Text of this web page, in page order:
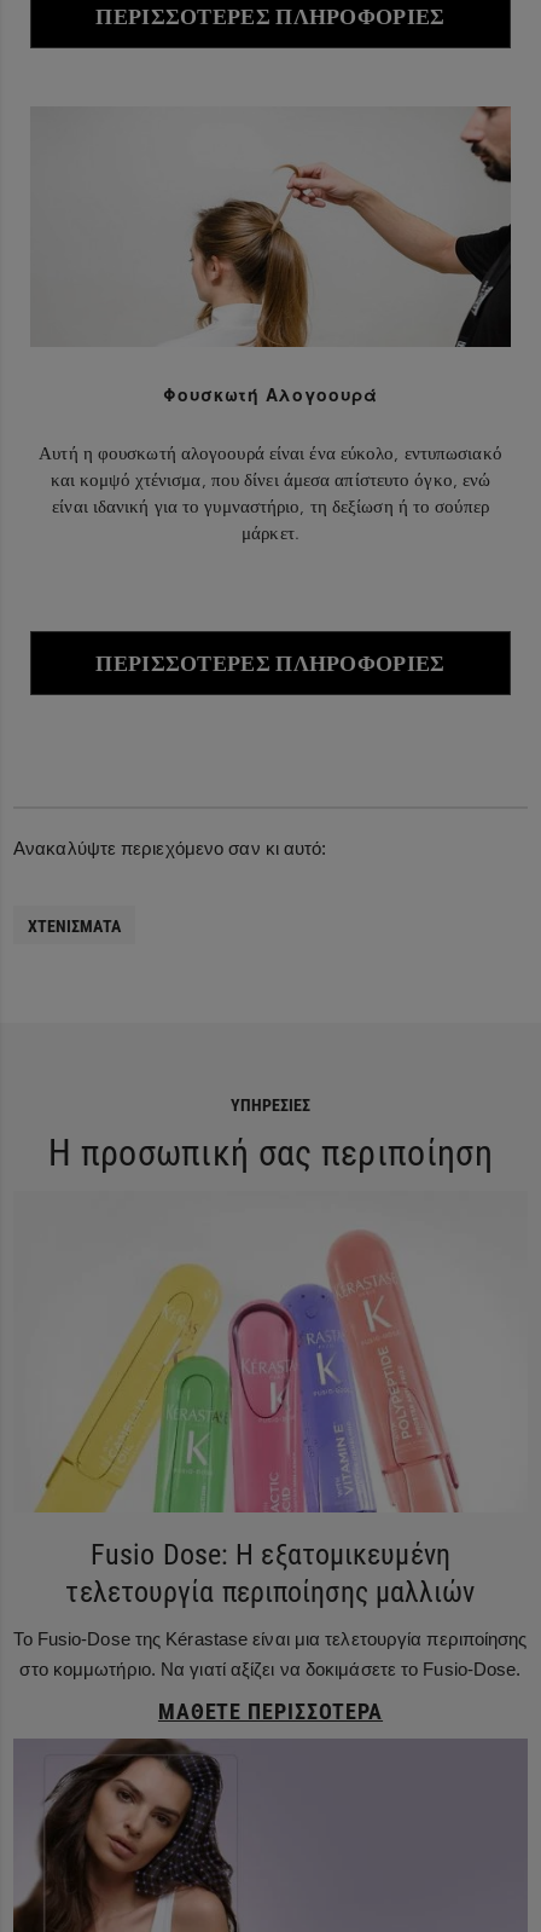
ΠΕΡΙΣΣΌΤΕΡΕΣ ΠΛΗΡΟΦΟΡΊΕΣ
Φουσκωτή Αλογοουρά
Αυτή η φουσκωτή αλογοουρά είναι ένα εύκολο, εντυπωσιακό
και κομψό χτένισμα, που δίνει άμεσα απίστευτο όγκο, ενώ
είναι ιδανική για το γυμναστήριο, τη δεξίωση ή το σούπερ
μάρκετ.
ΠΕΡΙΣΣΌΤΕΡΕΣ ΠΛΗΡΟΦΟΡΊΕΣ
Ανακαλύψτε περιεχόμενο σαν κι αυτό:
ΧΤΕΝΊΣΜΑΤΑ
ΥΠΗΡΕΣΊΕΣ
Η προσωπική σας περιποίηση
Fusio Dose: Η εξατομικευμένη
τελετουργία περιποίησης μαλλιών
Το Fusio-Dose της Kérastase είναι μια τελετουργία περιποίησης
στο κομμωτήριο. Να γιατί αξίζει να δοκιμάσετε το Fusio-Dose.
ΜΆΘΕΤΕ ΠΕΡΙΣΣΌΤΕΡΑ